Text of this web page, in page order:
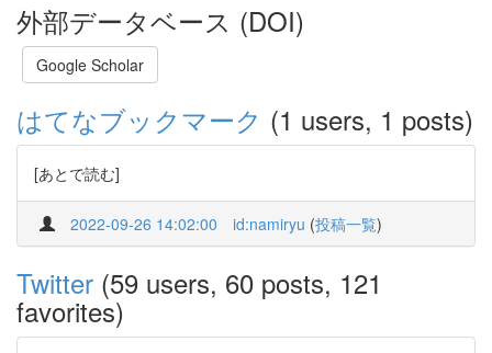
外部データベース (DOI)
Google Scholar
はてなブックマーク (1 users, 1 posts)
[あとで読む]
2022-09-26 14:02:00 id:namiryu (投稿一覧)
Twitter (59 users, 60 posts, 121
favorites)